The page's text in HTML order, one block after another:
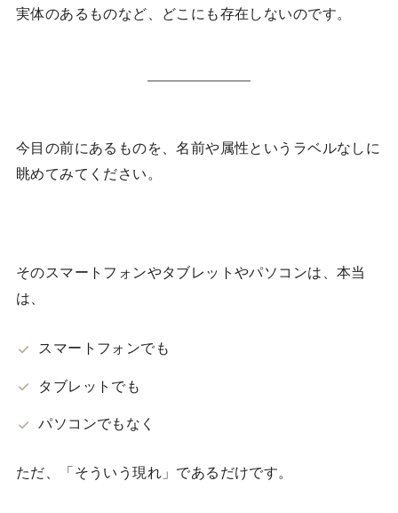
実体のあるものなど、どこにも存在しないのです。
今目の前にあるものを、名前や属性というラベルなしに
眺めてみてください。
そのスマートフォンやタブレットやパソコンは、本当
は、
スマートフォンでも
タブレットでも
パソコンでもなく
ただ、「そういう現れ」であるだけです。